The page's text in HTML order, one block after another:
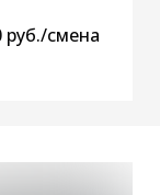
руб./смена